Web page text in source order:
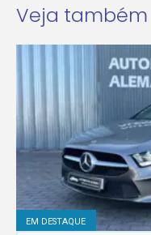
Veja também
EM DESTAQUE